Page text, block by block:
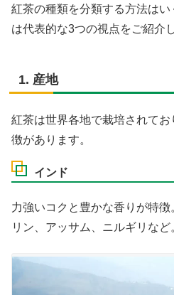
紅茶の種類を分類する方法は
は代表的な3つの視点をご紹介
1. 産地
紅茶は世界各地で栽培されて
徴があります。
インド
力強いコクと豊かな香りが特
リン、アッサム、ニルギリなど